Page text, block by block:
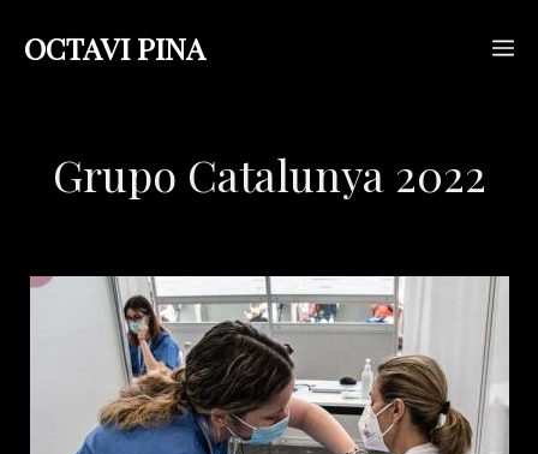
OCTAVI PINA
Grupo Catalunya 2022